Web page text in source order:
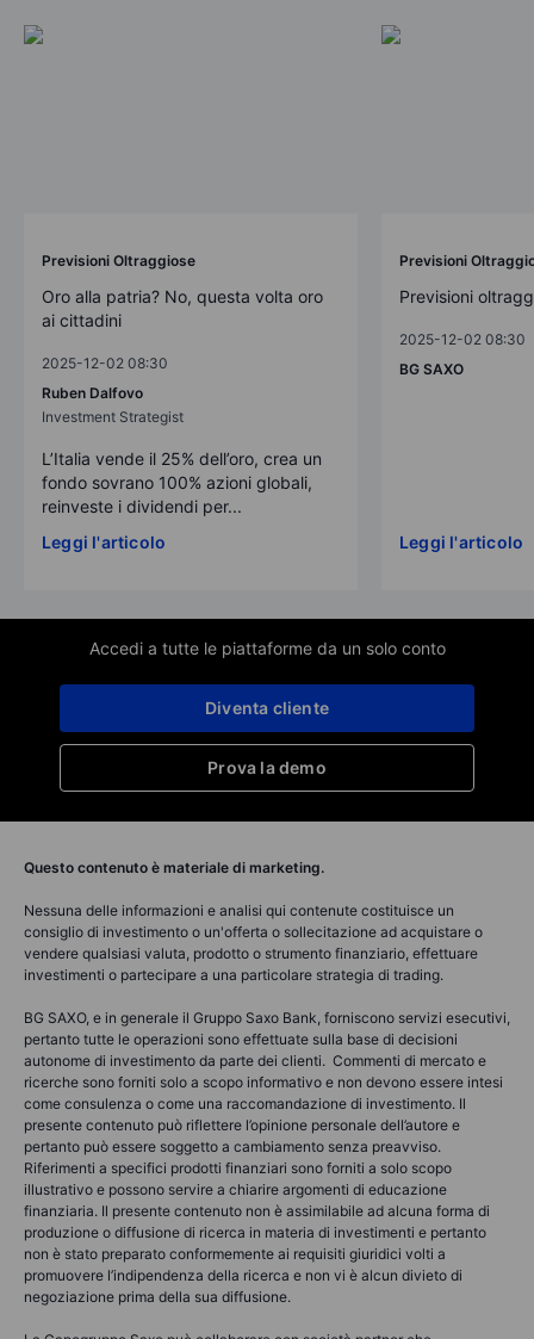
Previsioni Oltraggiose
Oro alla patria? No, questa volta oro
ai cittadini
2025-12-02 08:30
Ruben Dalfovo
Investment Strategist
L’Italia vende il 25% dell’oro, crea un
fondo sovrano 100% azioni globali,
reinveste i dividendi per...
Leggi l'articolo
Previsioni
Previsioni
2025-12-02 08:30
BG SAXO
Leggi l'articolo
Accedi a tutte le piattaforme da un solo conto
Prova la demo
Diventa cliente
Questo contenuto è materiale di marketing.
Nessuna delle informazioni e analisi qui contenute costituisce un
consiglio di investimento o un'offerta o sollecitazione ad acquistare o
vendere qualsiasi valuta, prodotto o strumento finanziario, effettuare
investimenti o partecipare a una particolare strategia di trading.
BG SAXO, e in generale il Gruppo Saxo Bank, forniscono servizi esecutivi,
pertanto tutte le operazioni sono effettuate sulla base di decisioni
autonome di investimento da parte dei clienti. Commenti di mercato e
ricerche sono forniti solo a scopo informativo e non devono essere intesi
come consulenza o come una raccomandazione di investimento. Il
presente contenuto può riflettere l’opinione personale dell’autore e
pertanto può essere soggetto a cambiamento senza preavviso.
Riferimenti a specifici prodotti finanziari sono forniti a solo scopo
illustrativo e possono servire a chiarire argomenti di educazione
finanziaria. Il presente contenuto non è assimilabile ad alcuna forma di
produzione o diffusione di ricerca in materia di investimenti e pertanto
non è stato preparato conformemente ai requisiti giuridici volti a
promuovere l’indipendenza della ricerca e non vi è alcun divieto di
negoziazione prima della sua diffusione.